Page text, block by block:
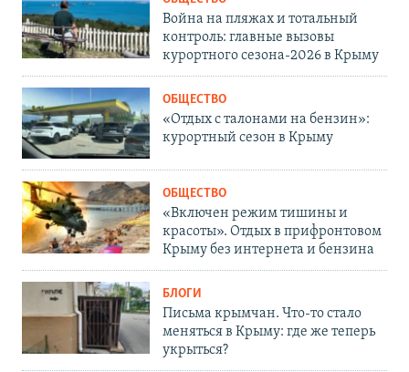
Война на пляжах и тотальный
контроль: главные вызовы
курортного сезона-2026 в Крыму
ОБЩЕСТВО
«Отдых с талонами на бензин»:
курортный сезон в Крыму
ОБЩЕСТВО
«Включен режим тишины и
красоты». Отдых в прифронтовом
Крыму без интернета и бензина
БЛОГИ
Письма крымчан. Что-то стало
меняться в Крыму: где же теперь
укрыться?